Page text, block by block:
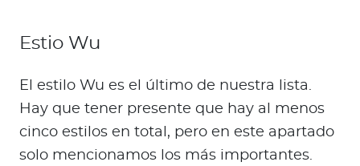
Estio Wu
El estilo Wu es el último de nuestra lista.
Hay que tener presente que hay al menos
cinco estilos en total, pero en este apartado
solo mencionamos los más importantes.